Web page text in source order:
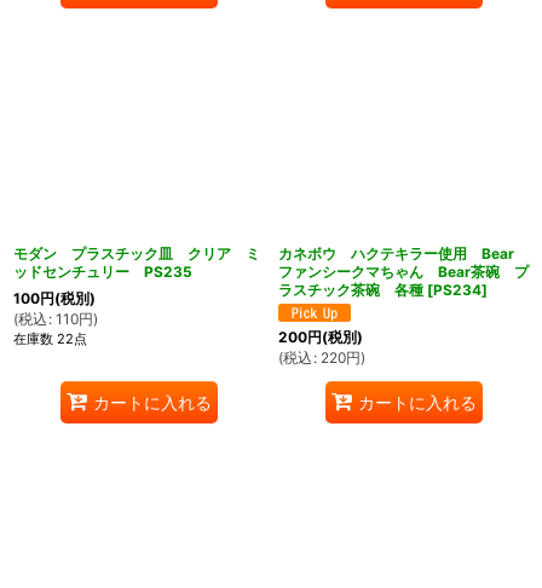
モダン プラスチック皿 クリア ミ
ッドセンチュリー PS235
100円(税別)
(税込 : 110円)
在庫数 22点
カートに入れる
カネボウ ハクテキラー使用 Bear
ファンシークマちゃん Bear茶碗 プ
ラスチック茶碗 各種 [PS234]
200円(税別)
(税込 : 220円)
カートに入れる